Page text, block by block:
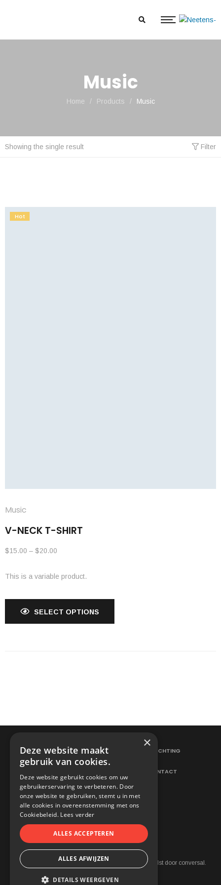
Music
Home / Products / Music
Showing the single result Filter
Hot
Music
V-NECK T-SHIRT
$15.00 – $20.00
This is a variable product.
SELECT OPTIONS
ELEKTRICITEITSWERKEN VERLICHTING
CONTACT
2021 © Neetens. All rights reserved. webdesign in aalstdoor conversal.
×
Deze website maakt
gebruik van cookies.
Deze website gebruikt cookies om uw
gebruikerservaring te verbeteren. Door
onze website te gebruiken, stemt u in met
alle cookies in overeenstemming met ons
Cookiebeleid. Lees verder
ALLES ACCEPTEREN
ALLES AFWIJZEN
DETAILS WEERGEVEN